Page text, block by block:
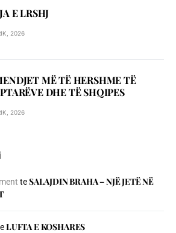
E LRSHJ
2026
MË TË HERSHME TË
DHE TË SHQIPES
2026
teSALAJDIN BRAHA – NJЁ JETЁ NЁ
LUFTA E KOSHARES